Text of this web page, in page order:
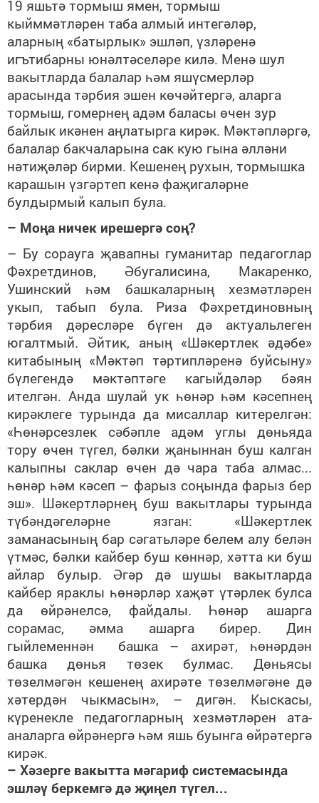
19 яшьтә тормыш ямен, тормыш
кыйммәтләрен таба алмый интегәләр,
аларның «батырлык» эшләп, үзләренә
игътибарны юнәлтәселәре килә. Менә шул
вакытларда балалар һәм яшүсмерләр
арасында тәрбия эшен көчәйтергә, аларга
тормыш, гомернең адәм баласы өчен зур
байлык икәнен аңлатырга кирәк. Мәктәпләргә,
балалар бакчаларына сак кую гына әлләни
нәтиҗәләр бирми. Кешенең рухын, тормышка
карашын үзгәртеп кенә фаҗигаләрне
булдырмый калып була.
– Моңа ничек ирешергә соң?
– Бу сорауга җавапны гуманитар педагоглар
Фәхретдинов, Әбугалисина, Макаренко,
Ушинский һәм башкаларның хезмәтләрен
укып, табып була. Риза Фәхретдиновның
тәрбия дәресләре бүген дә актуальлеген
югалтмый. Әйтик, аның «Шәкертлек әдәбе»
китабының «Мәктәп тәртипләренә буйсыну»
бүлегендә мәктәптәге кагыйдәләр бәян
ителгән. Анда шулай ук һөнәр һәм кәсепнең
кирәклеге турында да мисаллар китерелгән:
«Һөнәрсезлек сәбәпле адәм углы дөньяда
тору өчен түгел, бәлки җаныннан буш калган
калыпны саклар өчен дә чара таба алмас...
һөнәр һәм кәсеп – фарыз соңында фарыз бер
эш». Шәкертләрнең буш вакытлары турында
түбәндәгеләрне язган: «Шәкертлек
заманасының бар сәгатьләре белем алу белән
үтмәс, бәлки кайбер буш көннәр, хәтта ки буш
айлар булыр. Әгәр дә шушы вакытларда
кайбер яраклы һөнәрләр хаҗәт үтәрлек булса
да өйрәнелсә, файдалы. Һөнәр ашарга
сорамас, әмма ашарга бирер. Дин
гыйлеменнән башка – ахирәт, һөнәрдән
башка дөнья төзек булмас. Дөньясы
төзелмәгән кешенең ахирәте төзелмәгәне дә
хәтердән чыкмасын», – дигән. Кыскасы,
күренекле педагогларның хезмәтләрен ата-
аналарга өйрәнергә һәм яшь буынга өйрәтергә
кирәк.
– Хәзерге вакытта мәгариф системасында
эшләү беркемгә дә җиңел түгел...